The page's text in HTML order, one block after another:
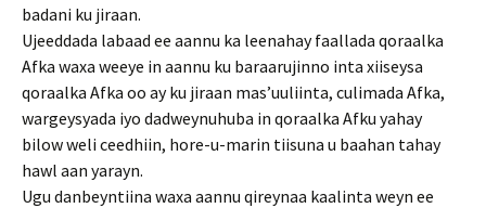
badani ku jiraan.
Ujeeddada labaad ee aannu ka leenahay faallada qoraalka
Afka waxa weeye in aannu ku baraarujinno inta xiiseysa
qoraalka Afka oo ay ku jiraan mas’uuliinta, culimada Afka,
wargeysyada iyo dadweynuhuba in qoraalka Afku yahay
bilow weli ceedhiin, hore-u-marin tiisuna u baahan tahay
hawl aan yarayn.
Ugu danbeyntiina waxa aannu qireynaa kaalinta weyn ee